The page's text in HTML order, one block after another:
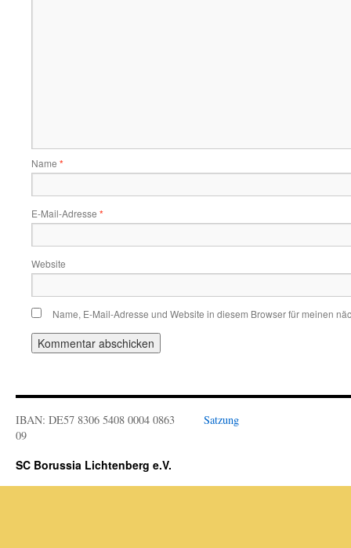
Name *
E-Mail-Adresse *
Website
Name, E-Mail-Adresse und Website in diesem Browser für meinen
IBAN: DE57 8306 5408 0004 0863
09
Satzung
SC Borussia Lichtenberg e.V.